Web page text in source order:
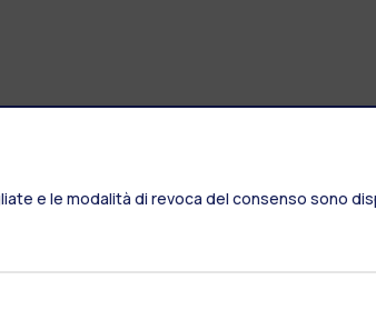
Frontiere
e le modalità di revoca del consenso sono